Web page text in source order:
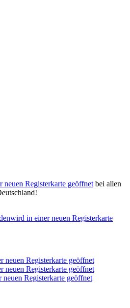
neuen Registerkarte geöffnet bei allen
wird in einer neuen Registerkarte
neuen Registerkarte geöffnet
neuen Registerkarte geöffnet
Registerkarte geöffnet